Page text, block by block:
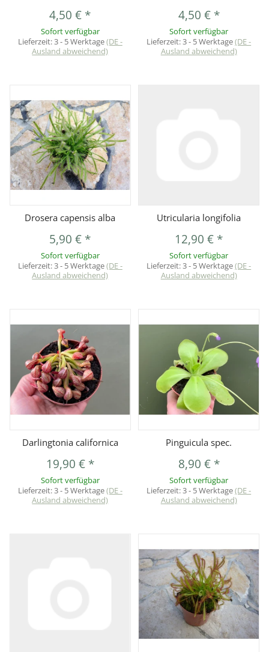
4,50 € *
Sofort verfügbar
Lieferzeit:3 - 5 Werktage(DE -
Ausland abweichend)
4,50 € *
Sofort verfügbar
Lieferzeit:3 - 5 Werktage(DE -
Ausland abweichend)
Drosera capensis alba
5,90 € *
Sofort verfügbar
Lieferzeit:3 - 5 Werktage(DE -
Ausland abweichend)
Utricularia longifolia
12,90 € *
Sofort verfügbar
Lieferzeit:3 - 5 Werktage(DE -
Ausland abweichend)
Darlingtonia californica
19,90 € *
Sofort verfügbar
Lieferzeit:3 - 5 Werktage(DE -
Ausland abweichend)
Pinguicula spec.
8,90 € *
Sofort verfügbar
Lieferzeit:3 - 5 Werktage(DE -
Ausland abweichend)